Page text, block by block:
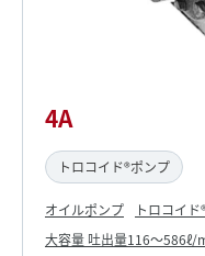
4A
トロコイド®ポンプ
オイルポンプ トロコイ
大容量 吐出量116～586ℓ/